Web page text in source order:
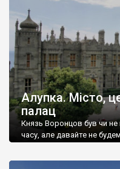
Алупка. Місто,
палац
Князь Воронцов був чи
часу, але давайте не